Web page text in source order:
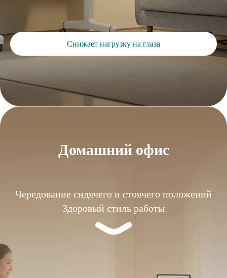
Снижает нагрузку на глаза
Домашний офис
Чередование сидячего и стоячего положений
Здоровый стиль работы